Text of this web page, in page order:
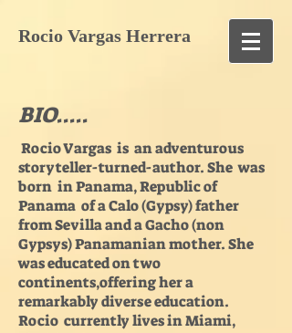
Rocio Vargas Herrera
BIO.....
Rocio Vargas is an adventurous
storyteller-turned-author. She was
born in Panama, Republic of
Panama of a Calo (Gypsy) father
from Sevilla and a Gacho (non
Gypsys) Panamanian mother. She
was educated on two
continents,offering her a
remarkably diverse education.
Rocio currently lives in Miami,